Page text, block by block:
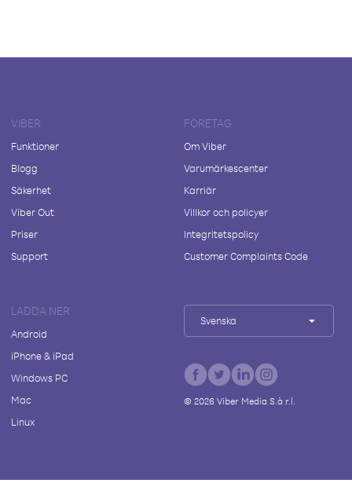
VIBER
Funktioner
Blogg
Säkerhet
Viber Out
Priser
Support
FÖRETAG
Om Viber
Varumärkescenter
Karriär
Villkor och policyer
Integritetspolicy
Customer Complaints Code
LADDA NER
Android
iPhone & iPad
Windows PC
Mac
Linux
Svenska
© 2026Viber Media S.à r.l.